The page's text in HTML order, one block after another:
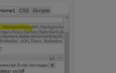
bleibt die ganze